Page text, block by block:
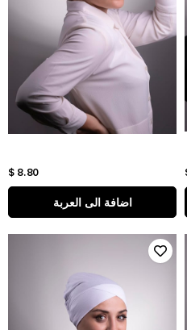
$ 8.80
اضافة الى العربة